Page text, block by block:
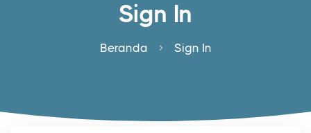
Sign In
Beranda Sign In